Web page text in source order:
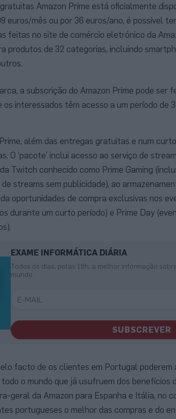
Amazon Prime está oficialmente
euros/mês ou por 36 euros/ano, é possível
feitas no site de comércio eletrónico da
produtos de 32 categorias, incluindo
a subscrição do Amazon Prime pode ser
os interessados têm acesso a um período de
além das entregas gratuitas e num
O ‘pacote’ inclui acesso ao serviço de
Twitch conhecido como Prime Gaming
streams sem publicidade), ao
oportunidades de compra exclusivas nos
durante um curto período) e Prime Day
EXAME INFORMÁTICA DIÁRIA
Todos os dias, pelas 18h, a melhor informação
mundo
SUBSCREVER
facto de os clientes em Portugal poderem
o mundo que já usufruem dos benefícios
geral da Amazon para Espanha e Itália, no
portugueses o melhor das compras e do